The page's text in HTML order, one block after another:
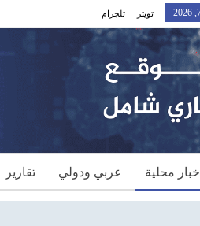
تويتر تلجرام
أخبار محلية عربي ودولي تقارير